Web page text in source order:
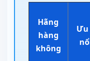
Hãng
hàng
không
Ưu